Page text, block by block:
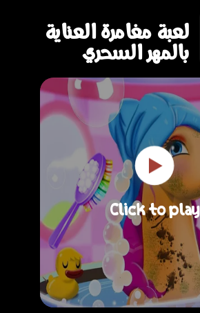
لعبة مغامرة العناية
بالمهر السحري
Click to play